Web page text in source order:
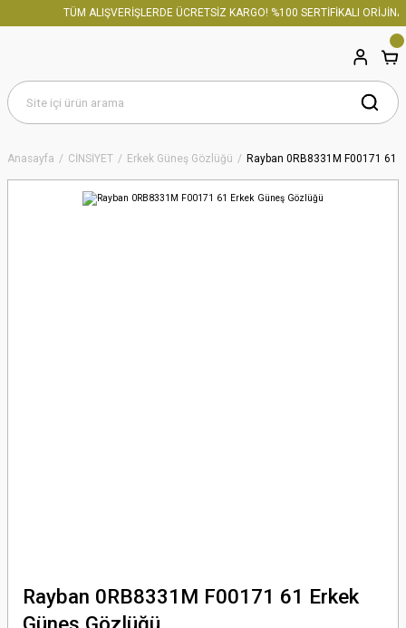
TÜM ALIŞVERİŞLERDE ÜCRETSİZ KARGO! %100 SERTİFİKALI ORİJİNAL
Anasayfa CİNSİYET Erkek Güneş Gözlüğü Rayban 0RB8331M F00171 61
Rayban 0RB8331M F00171 61 Erkek